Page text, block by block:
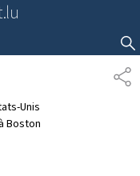
S
C
H
SUCHFLED ANZEIGEN / SCHLIESSEN
T
E
Unis
Boston